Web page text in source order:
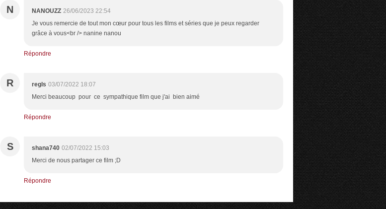
N NANOUZZ 26/06/2023 22:54
Je vous remercie de tout mon cœur pour tous les films et séries que je peux regarder
grâce à vous<br /> nanine nanou
Répondre
R regls 03/07/2022 18:07
Merci beaucoup pour ce sympathique film que j'ai bien aimé
Répondre
S shana740 02/07/2022 15:03
Merci de nous partager ce film ;D
Répondre